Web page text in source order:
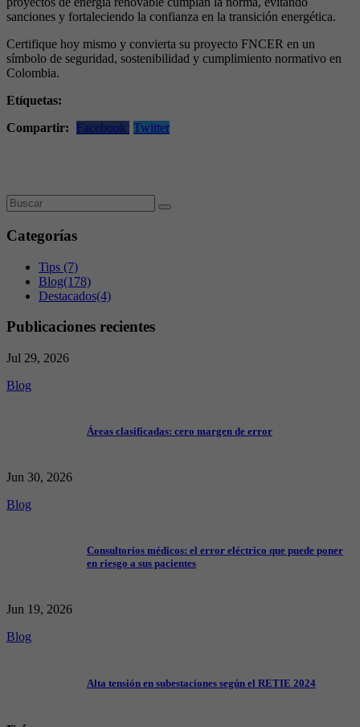
sanciones y fortaleciendo la confianza en la transición energética.
Certifique hoy mismo y convierta su proyecto FNCER en un
símbolo de seguridad, sostenibilidad y cumplimiento normativo en
Colombia.
Etíquetas:
Compartir:
Facebook Twitter
Categorías
Tips (7)
Blog(178)
Destacados(4)
Publicaciones recientes
Jul 29, 2026
Blog
Áreas clasificadas: cero margen de error
Jun 30, 2026
Blog
Consultorios médicos: el error eléctrico que puede poner
en riesgo a sus pacientes
Jun 19, 2026
Blog
Alta tensión en subestaciones según el RETIE 2024